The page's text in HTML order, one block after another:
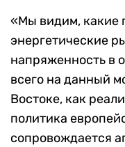
«Мы видим, какие
энергетические
напряженность в
всего на данный
Востоке, как
политика
сопровождается